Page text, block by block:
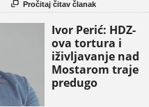
pojavljuju kao
osnovne političke
jedinice
 Pročitaj čitav članak
Ivor Perić: HDZ-
ova tortura i
iživljavanje nad
Mostarom traje
predugo